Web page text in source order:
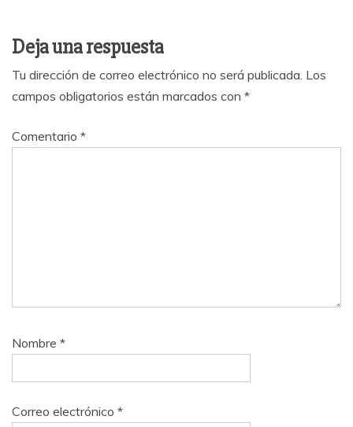
Deja una respuesta
Tu dirección de correo electrónico no será publicada. Los
campos obligatorios están marcados con *
Comentario *
Nombre *
Correo electrónico *